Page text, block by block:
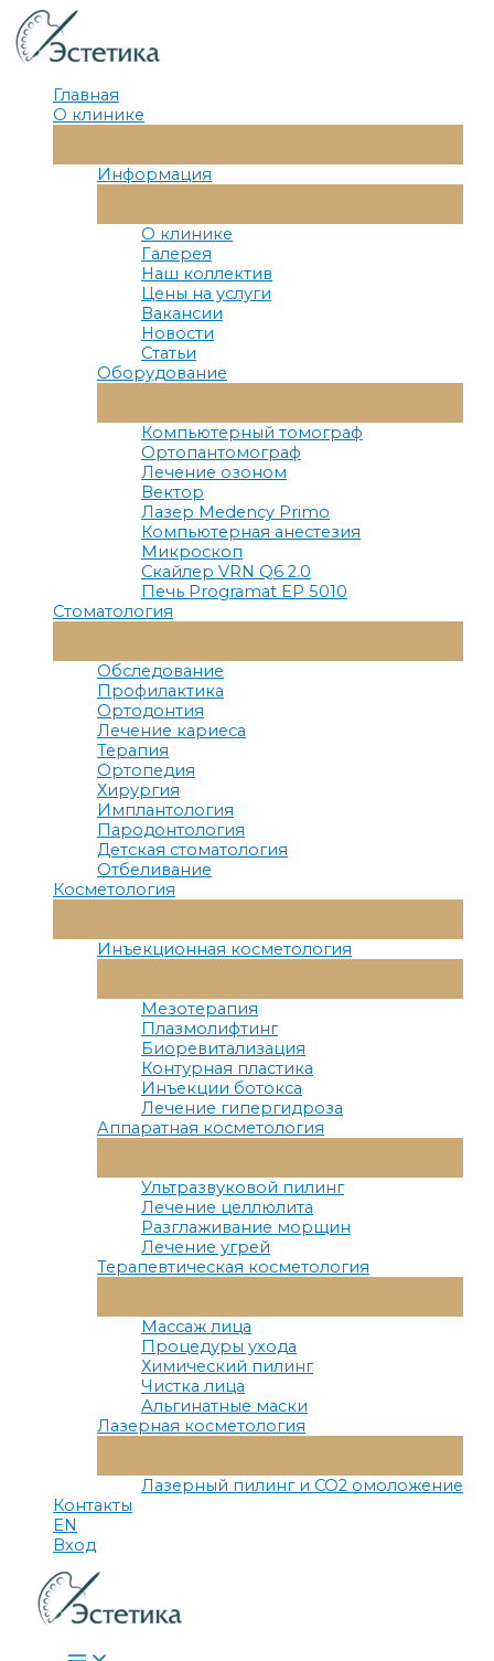
Перейти
к
содержимому
Главная
О клинике
Меню
Информация
Меню
О клинике
Галерея
Наш коллектив
Цены на услуги
Вакансии
Новости
Статьи
Оборудование
Меню
Компьютерный томограф
Ортопантомограф
Лечение озоном
Вектор
Лазер Medency Primo
Компьютерная анестезия
Микроскоп
Скайлер VRN Q6 2.0
Печь Programat EP 5010
Стоматология
Меню
Обследование
Профилактика
Ортодонтия
Лечение кариеса
Терапия
Ортопедия
Хирургия
Имплантология
Пародонтология
Детская стоматология
Отбеливание
Косметология
Меню
Инъекционная косметология
Меню
Мезотерапия
Плазмолифтинг
Биоревитализация
Контурная пластика
Инъекции ботокса
Лечение гипергидроза
Аппаратная косметология
Меню
Ультразвуковой пилинг
Лечение целлюлита
Разглаживание морщин
Лечение угрей
Терапевтическая косметология
Меню
Массаж лица
Процедуры ухода
Химический пилинг
Чистка лица
Альгинатные маски
Лазерная косметология
Меню
Лазерный пилинг и СО2 омоложение
Контакты
EN
Вход
Main